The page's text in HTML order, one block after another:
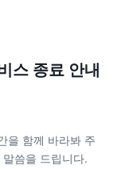
스 종료 안내
을 함께 바라봐 주
씀을 드립니다.